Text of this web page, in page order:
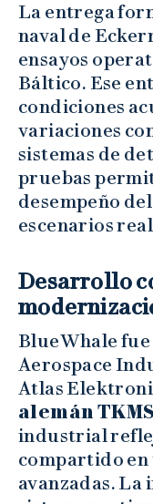
La entrega
naval de
ensayos
Báltico. Ese
condiciones
variaciones
sistemas de
pruebas
desempeño
escenarios
Desarrollo
BlueWhale
Aerospace
Atlas
alemán TKMS
industrial
compartido en
avanzadas. La